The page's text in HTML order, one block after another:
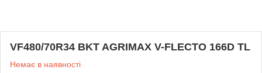
VF480/70R34 BKT AGRIMAX V-FLECTO 166D TL
Немає в наявності